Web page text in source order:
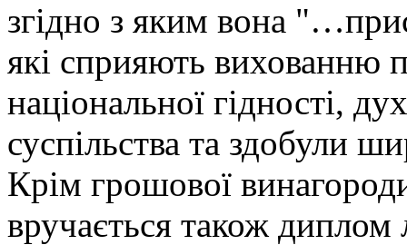
згідно з яким вона
які сприяють вихованню
національної гідності,
суспільства та здобули
Крім грошової
вручається також диплом